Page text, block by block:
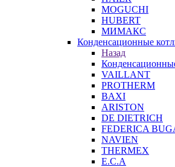
MOGUCHI
HUBERT
МИМАКС
Конденсационные
Назад
VAILLANT
PROTHERM
BAXI
ARISTON
DE DIETRICH
FEDERICA
NAVIEN
THERMEX
E.C.A